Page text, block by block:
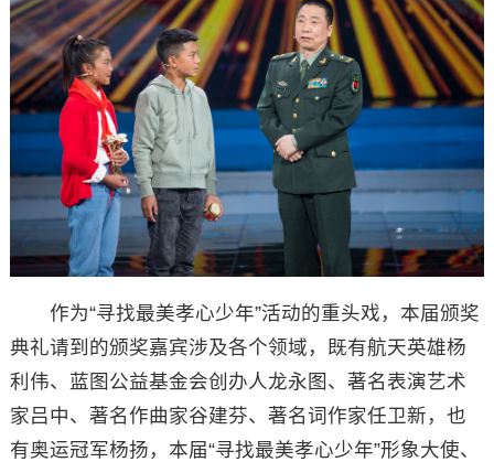
作为“寻找最美孝心少年”活动的重头戏，本届颁奖
典礼请到的颁奖嘉宾涉及各个领域，既有航天英雄杨
利伟、蓝图公益基金会创办人龙永图、著名表演艺术
家吕中、著名作曲家谷建芬、著名词作家任卫新，也
有奥运冠军杨扬，本届“寻找最美孝心少年”形象大使、